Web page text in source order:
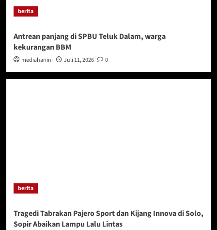
berita
Antrean panjang di SPBU Teluk Dalam, warga
kekurangan BBM
mediahariini Juli 11, 2026 0
berita
Tragedi Tabrakan Pajero Sport dan Kijang Innova di Solo,
Sopir Abaikan Lampu Lalu Lintas